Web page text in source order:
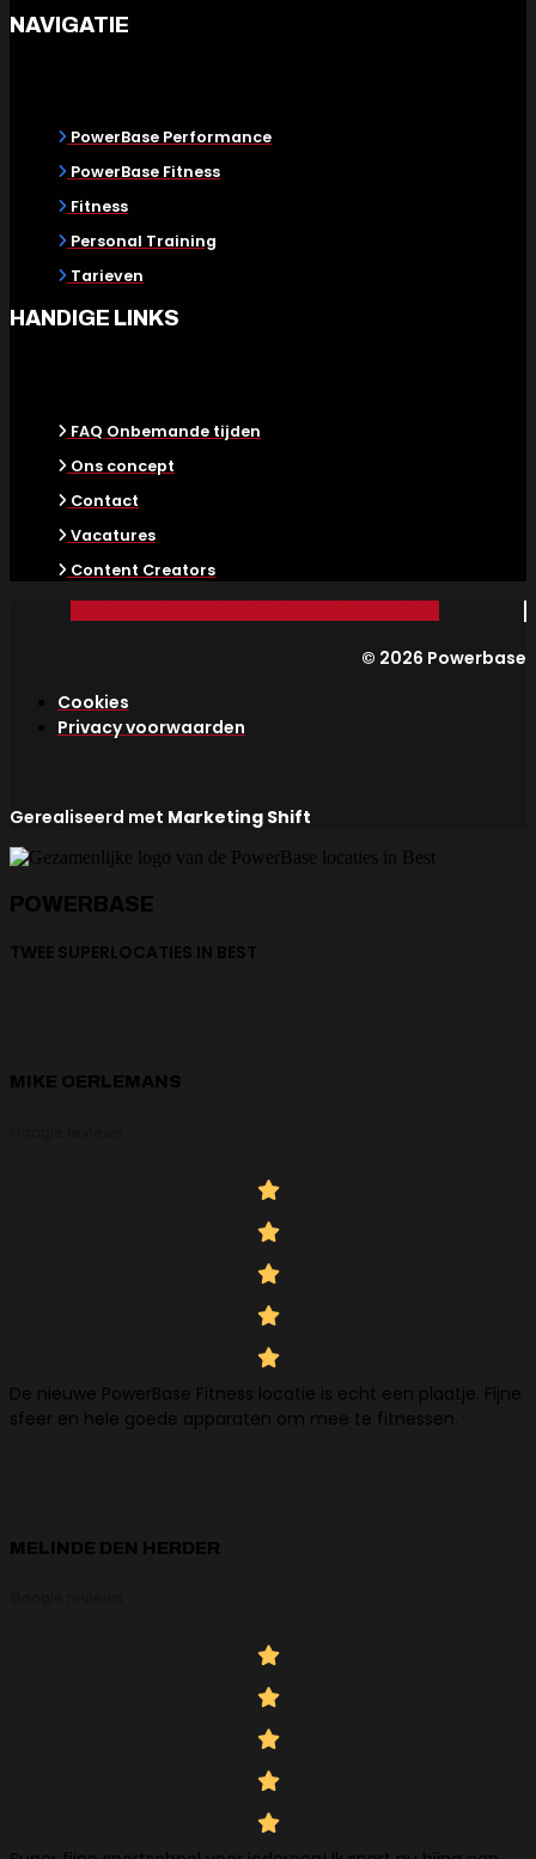
NAVIGATIE
PowerBase Performance
PowerBase Fitness
Fitness
Personal Training
Tarieven
HANDIGE LINKS
FAQ Onbemande tijden
Ons concept
Contact
Vacatures
Content Creators
© 2026 Powerbase
Cookies
Privacy voorwaarden
Gerealiseerd met Marketing Shift
POWERBASE
TWEE SUPERLOCATIES IN BEST
MIKE OERLEMANS
De nieuwe PowerBase Fitness locatie is echt een plaatje. Fijne
sfeer en hele goede apparaten om mee te fitnessen.
MELINDE DEN HERDER